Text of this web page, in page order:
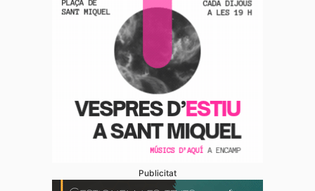
Publicitat